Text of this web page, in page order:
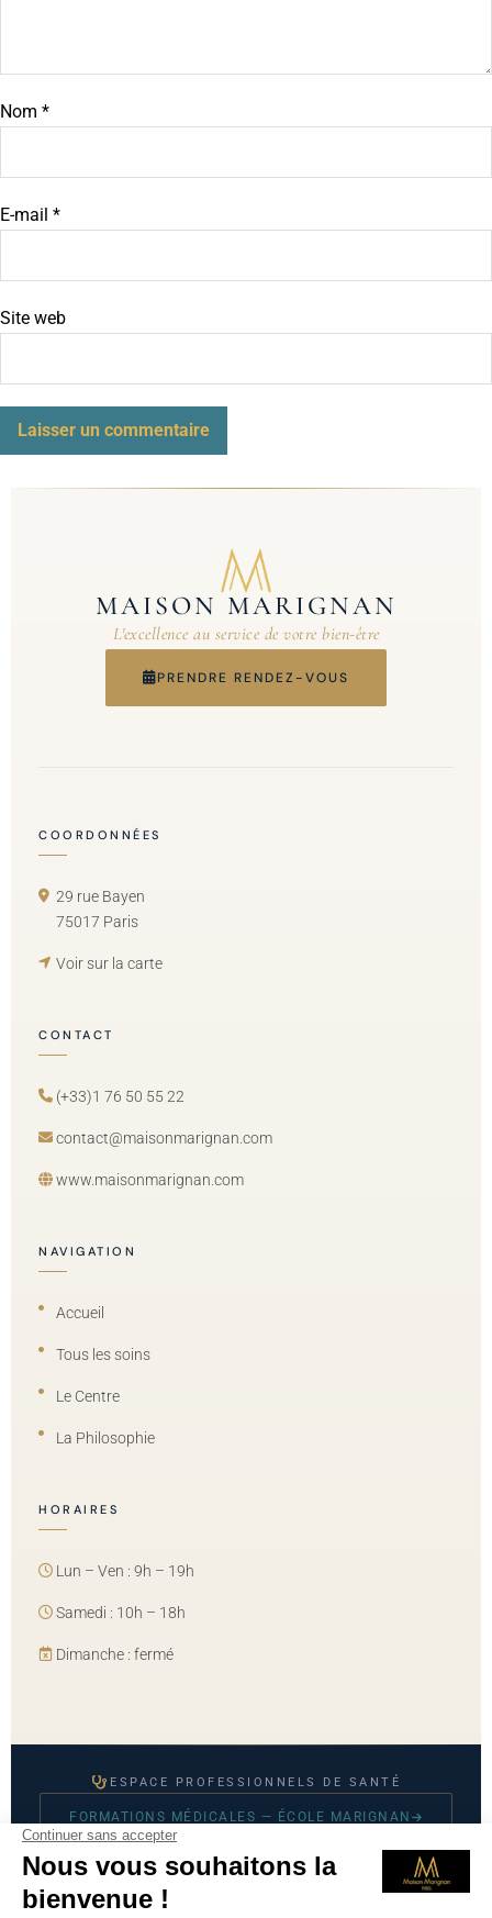
Nom *
E-mail *
Site web
MAISON MARIGNAN
L'excellence au service de votre bien-être
PRENDRE RENDEZ-VOUS
COORDONNÉES
29 rue Bayen
75017 Paris
Voir sur la carte
CONTACT
(+33)1 76 50 55 22
contact@maisonmarignan.com
www.maisonmarignan.com
NAVIGATION
Accueil
Tous les soins
Le Centre
La Philosophie
HORAIRES
Lun – Ven : 9h – 19h
Samedi : 10h – 18h
Dimanche : fermé
ESPACE PROFESSIONNELS DE SANTÉ
FORMATIONS MÉDICALES — ÉCOLE MARIGNAN